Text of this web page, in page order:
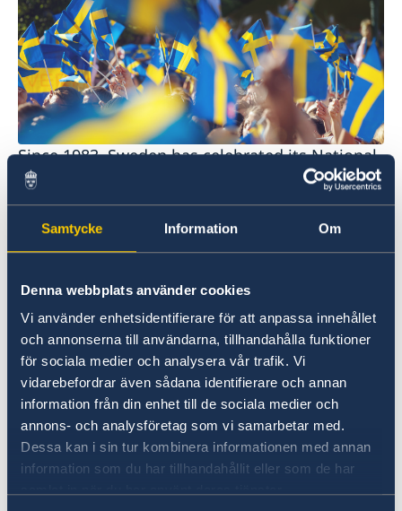
Samtycke Information Om
Denna webbplats använder cookies
Vi använder enhetsidentifierare för att anpassa innehållet
och annonserna till användarna, tillhandahålla funktioner
för sociala medier och analysera vår trafik. Vi
vidarebefordrar även sådana identifierare och annan
information från din enhet till de sociala medier och
annons- och analysföretag som vi samarbetar med.
Dessa kan i sin tur kombinera informationen med annan
information som du har tillhandahållit eller som de har
6 de junio
Since 1983, Sweden has celebrated its National
Day on June 6.
¡Así es Suecia!
Visita la página oficial de Suecia, donde
y únicas.
Leer más